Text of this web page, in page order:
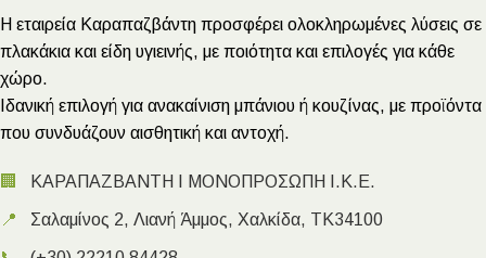
Η εταιρεία Καραπαζβάντη προσφέρει ολοκληρωμένες λύσεις σε
πλακάκια και είδη υγιεινής, με ποιότητα και επιλογές για κάθε
χώρο.
Ιδανική επιλογή για ανακαίνιση μπάνιου ή κουζίνας, με προϊόντα
που συνδυάζουν αισθητική και αντοχή.
🏢 ΚΑΡΑΠΑΖΒΑΝΤΗ Ι ΜΟΝΟΠΡΟΣΩΠΗ Ι.Κ.Ε.
📍 Σαλαμίνος 2, Λιανή Άμμος, Χαλκίδα, ΤΚ34100